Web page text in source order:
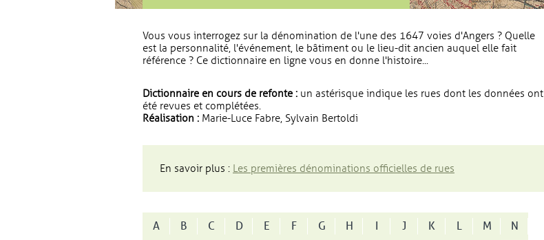
Vous vous interrogez sur la dénomination de l'une des 1647 voies d'Angers ? Quelle
est la personnalité, l'événement, le bâtiment ou le lieu-dit ancien auquel elle fait
référence ? Ce dictionnaire en ligne vous en donne l'histoire...
Dictionnaire en cours de refonte : un astérisque indique les rues dont les données ont
été revues et complétées.
Réalisation : Marie-Luce Fabre, Sylvain Bertoldi
En savoir plus : Les premières dénominations officielles de rues
A B C D E F G H I J K L M
N